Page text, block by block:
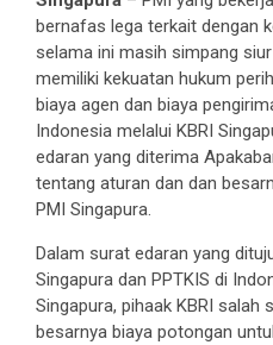
bernafas lega terkait dengan
selama ini masih simpang
memiliki kekuatan hukum
biaya agen dan biaya
Indonesia melalui KBRI
edaran yang diterima
tentang aturan dan dan
PMI Singapura.
Dalam surat edaran yang
Singapura dan PPTKIS di
Singapura, pihaak KBRI salah
besarnya biaya potongan